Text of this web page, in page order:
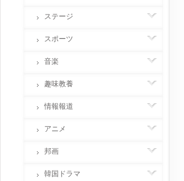
ステージ
スポーツ
音楽
趣味教養
情報報道
アニメ
邦画
韓国ドラマ